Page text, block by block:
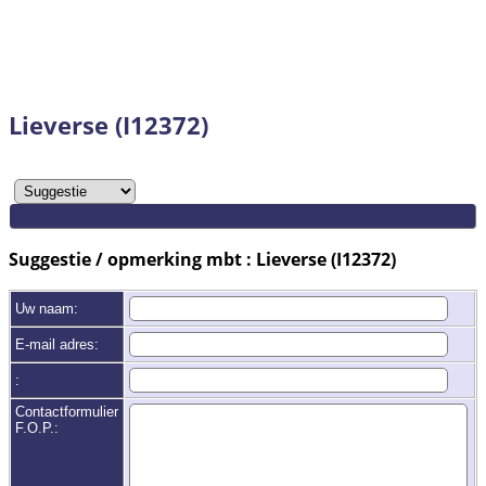
Lieverse (I12372)
Suggestie / opmerking mbt : Lieverse (I12372)
Uw naam:
E-mail adres:
:
Contactformulier
F.O.P.: